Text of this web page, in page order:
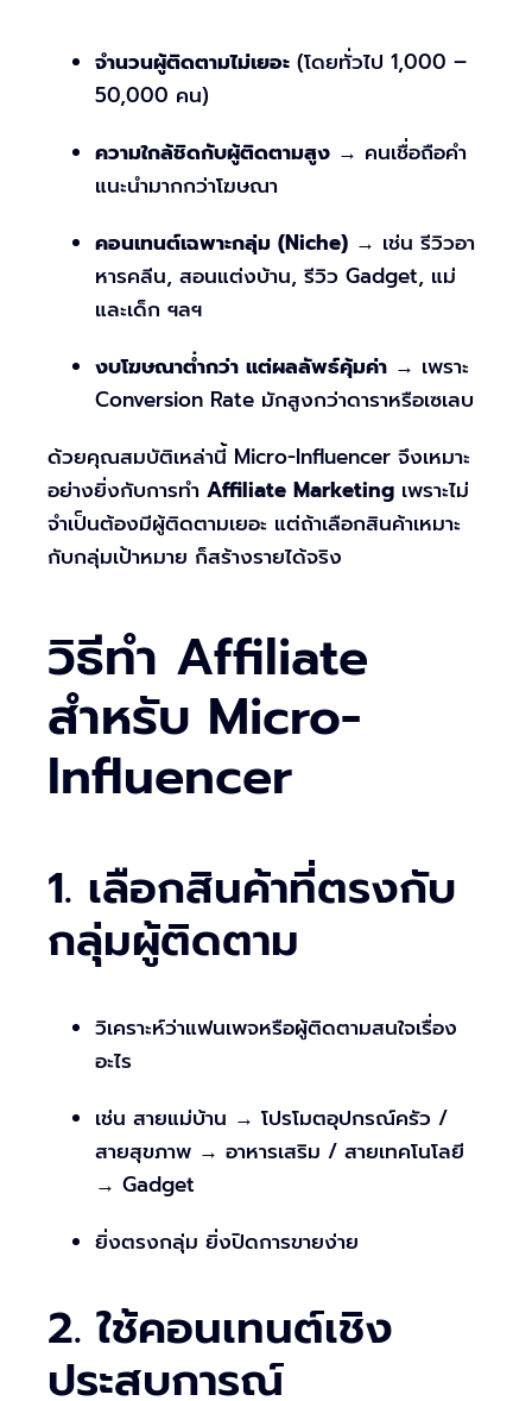
จำนวนผู้ติดตามไม่เยอะ (โดยทั่วไป 1,000 –
50,000 คน)
ความใกล้ชิดกับผู้ติดตามสูง → คนเชื่อถือคำ
แนะนำมากกว่าโฆษณา
คอนเทนต์เฉพาะกลุ่ม (Niche) → เช่น รีวิวอา
หารคลีน, สอนแต่งบ้าน, รีวิว Gadget, แม่
และเด็ก ฯลฯ
งบโฆษณาต่ำกว่า แต่ผลลัพธ์คุ้มค่า → เพราะ
Conversion Rate มักสูงกว่าดาราหรือเซเลบ
ด้วยคุณสมบัติเหล่านี้ Micro-Influencer จึงเหมาะ
อย่างยิ่งกับการทำ Affiliate Marketing เพราะไม่
จำเป็นต้องมีผู้ติดตามเยอะ แต่ถ้าเลือกสินค้าเหมาะ
กับกลุ่มเป้าหมาย ก็สร้างรายได้จริง
วิธีทำ Affiliate
สำหรับ Micro-
Influencer
1. เลือกสินค้าที่ตรงกับ
กลุ่มผู้ติดตาม
วิเคราะห์ว่าแฟนเพจหรือผู้ติดตามสนใจเรื่อง
อะไร
เช่น สายแม่บ้าน → โปรโมตอุปกรณ์ครัว /
สายสุขภาพ → อาหารเสริม / สายเทคโนโลยี
→ Gadget
ยิ่งตรงกลุ่ม ยิ่งปิดการขายง่าย
2. ใช้คอนเทนต์เชิง
ประสบการณ์